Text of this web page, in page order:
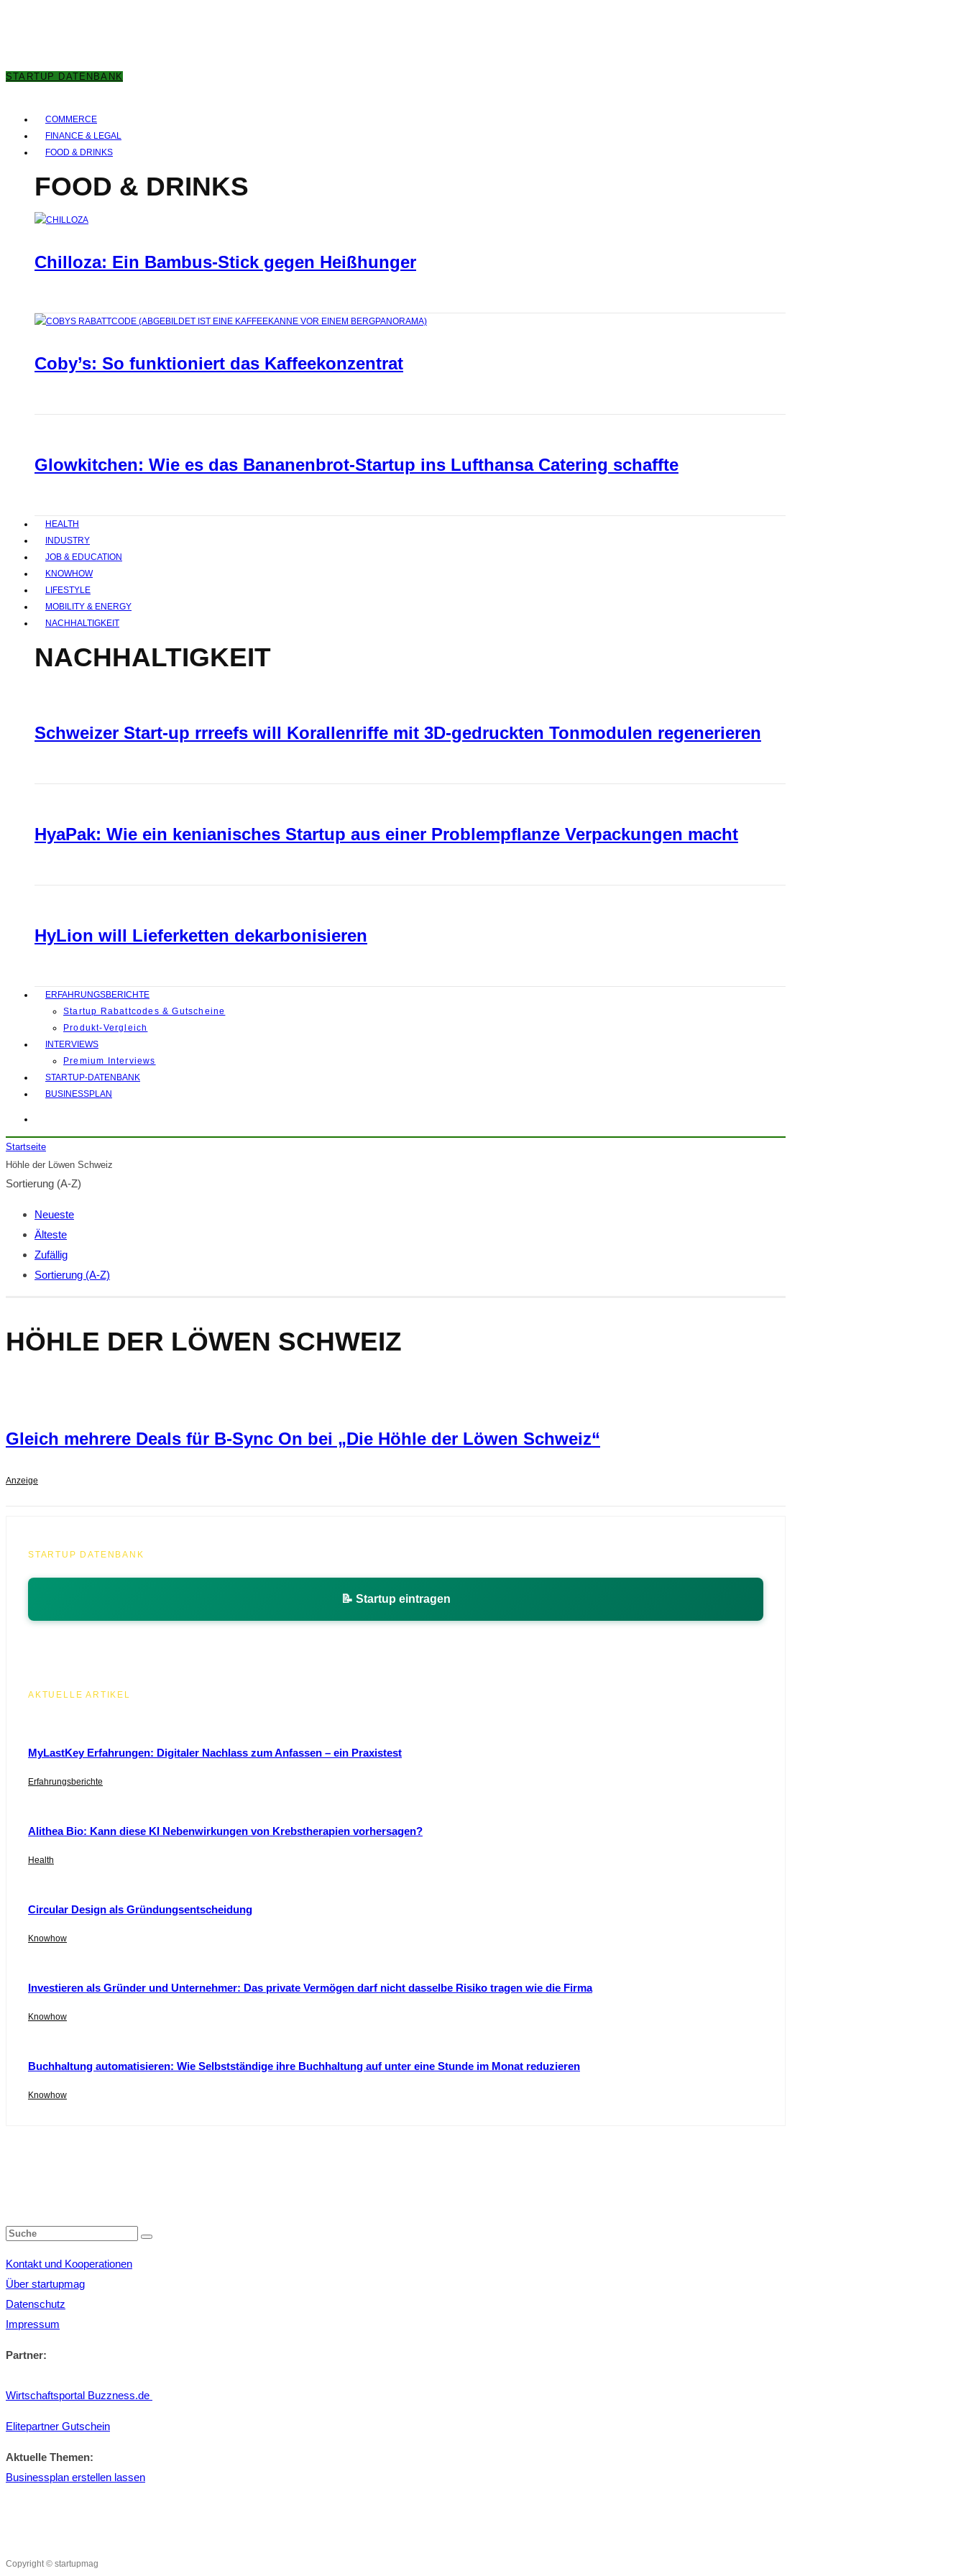
STARTUP DATENBANK
COMMERCE
FINANCE & LEGAL
FOOD & DRINKS
FOOD & DRINKS
Chilloza: Ein Bambus-Stick gegen Heißhunger
Coby’s: So funktioniert das Kaffeekonzentrat
Glowkitchen: Wie es das Bananenbrot-Startup ins Lufthansa Catering schaffte
HEALTH
INDUSTRY
JOB & EDUCATION
KNOWHOW
LIFESTYLE
MOBILITY & ENERGY
NACHHALTIGKEIT
NACHHALTIGKEIT
Schweizer Start-up rrreefs will Korallenriffe mit 3D-gedruckten Tonmodulen regenerieren
HyaPak: Wie ein kenianisches Startup aus einer Problempflanze Verpackungen macht
HyLion will Lieferketten dekarbonisieren
ERFAHRUNGSBERICHTE
Startup Rabattcodes & Gutscheine
Produkt-Vergleich
INTERVIEWS
Premium Interviews
STARTUP-DATENBANK
BUSINESSPLAN
Startseite
Höhle der Löwen Schweiz
Sortierung (A-Z)
Neueste
Älteste
Zufällig
Sortierung (A-Z)
HÖHLE DER LÖWEN SCHWEIZ
Gleich mehrere Deals für B-Sync On bei „Die Höhle der Löwen Schweiz“
Anzeige
STARTUP DATENBANK
📝 Startup eintragen
AKTUELLE ARTIKEL
MyLastKey Erfahrungen: Digitaler Nachlass zum Anfassen – ein Praxistest
Erfahrungsberichte
Alithea Bio: Kann diese KI Nebenwirkungen von Krebstherapien vorhersagen?
Health
Circular Design als Gründungsentscheidung
Knowhow
Investieren als Gründer und Unternehmer: Das private Vermögen darf nicht dasselbe Risiko tragen wie die Firma
Knowhow
Buchhaltung automatisieren: Wie Selbstständige ihre Buchhaltung auf unter eine Stunde im Monat reduzieren
Knowhow
Kontakt und Kooperationen
Über startupmag
Datenschutz
Impressum
Partner:
Wirtschaftsportal Buzzness.de
Elitepartner Gutschein
Aktuelle Themen:
Businessplan erstellen lassen
Copyright © startupmag